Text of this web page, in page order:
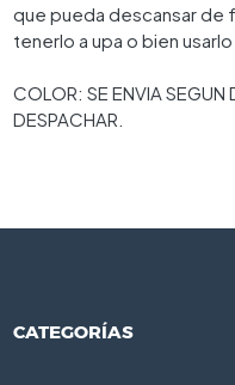
que pueda descansar de
tenerlo a upa o bien
COLOR: SE ENVIA SEGUN
DESPACHAR.
CATEGORÍAS